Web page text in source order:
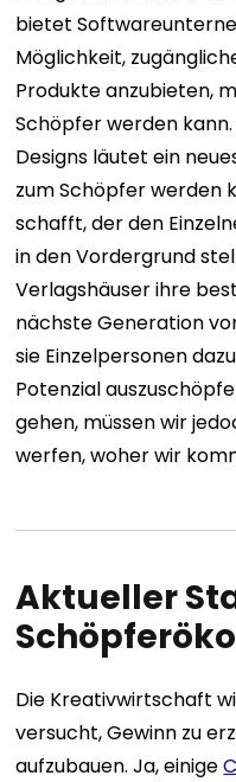
bietet
Möglichkeit,
Produkte anzubieten,
Schöpfer werden kann.
Designs läutet ein
zum Schöpfer werden
schafft, der den
in den Vordergrund
Verlagshäuser ihre
nächste Generation
sie Einzelpersonen
Potenzial
gehen, müssen wir
werfen, woher wir
Aktueller
Die Kreativwirtschaft
versucht, Gewinn zu
aufzubauen. Ja, einige